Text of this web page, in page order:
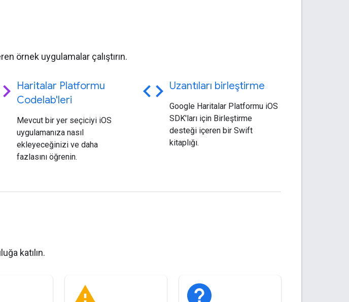
örnek uygulamalar çalıştırın.
Haritalar Platformu
Codelab'leri
Mevcut bir yer seçiciyi iOS
uygulamanıza nasıl
ekleyeceğinizi ve daha
fazlasını öğrenin.
code Uzantıları birleştirme
Google Haritalar Platformu iOS
SDK'ları için Birleştirme
desteği içeren bir Swift
kitaplığı.
katılın.